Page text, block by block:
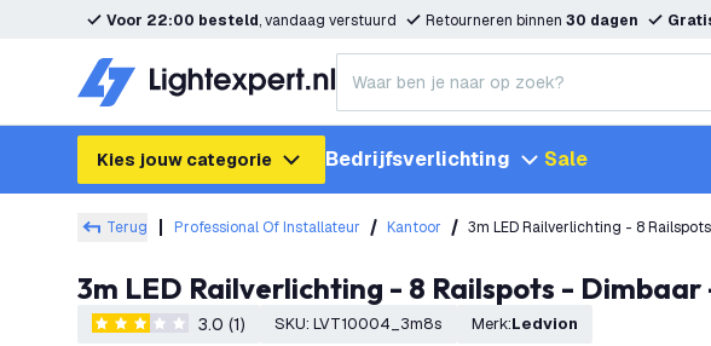
Voor 22:00 besteld, vandaag verstuurd Retourneren binnen 30 dagen
Kies jouw categorie Bedrijfsverlichting Sale
Terug Professional Of Installateur Kantoor 3m LED Railverlichting - 8
3m LED Railverlichting - 8 Railspots -
3 score sterren3.0 (1) SKU: LVT10004_3m8s Merk: Ledvion